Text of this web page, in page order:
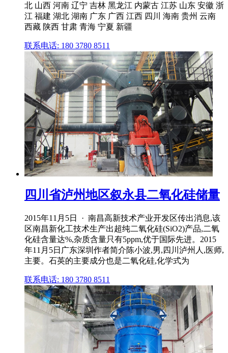
北 山西 河南 辽宁 吉林 黑龙江 内蒙古 江苏 山东 安徽 浙
江 福建 湖北 湖南 广东 广西 江西 四川 海南 贵州 云南
西藏 陕西 甘肃 青海 宁夏 新疆
联系电话: 180 3780 8511
四川省泸州地区叙永县二氧化硅储量
2015年11月5日 · 南昌高新技术产业开发区传出消息,该
区南昌新化工技术生产出超纯二氧化硅(SiO2)产品,二氧
化硅含量达%,杂质含量只有5ppm,优于国际先进。2015
年11月5日广东深圳作者简介陈小波,男,四川泸州人,医师,
主要。石英的主要成分也是二氧化硅,化学式为
联系电话: 180 3780 8511